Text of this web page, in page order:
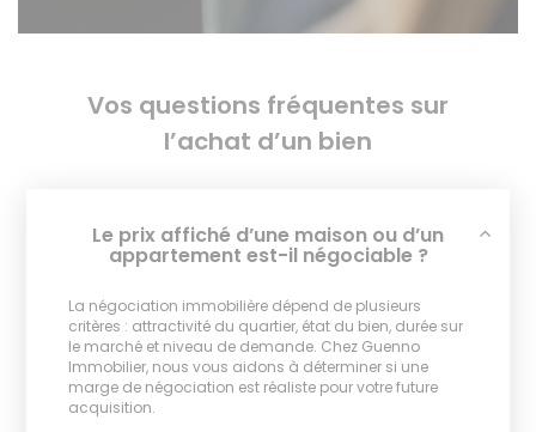
Vos questions fréquentes sur
l’achat d’un bien
Le prix affiché d’une maison ou d’un
appartement est-il négociable ?
La négociation immobilière dépend de plusieurs
critères : attractivité du quartier, état du bien, durée sur
le marché et niveau de demande. Chez Guenno
Immobilier, nous vous aidons à déterminer si une
marge de négociation est réaliste pour votre future
acquisition.